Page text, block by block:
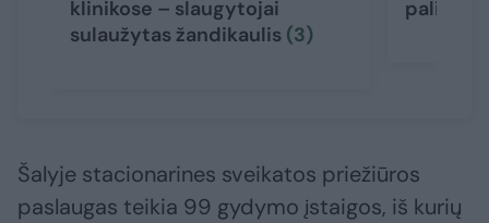
klinikose – slaugytojai
sulaužytas žandikaulis (3)
palies
Šalyje stacionarines sveikatos priežiūros
paslaugas teikia 99 gydymo įstaigos, iš kurių